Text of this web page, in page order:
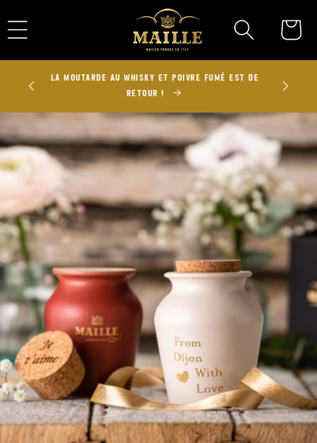
Panier
LA MOUTARDE AU WHISKY ET POIVRE FUMÉ EST DE
RETOUR !